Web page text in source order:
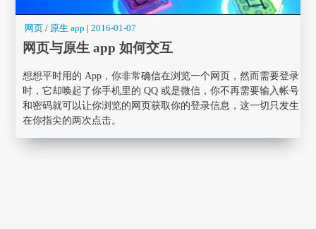
网页 / 原生 app |2016-01-07
网页与原生 app 如何交互
想想平时用的 App，你非常确信在浏览一个网页，然而需要登录
时，它却唤起了你手机里的 QQ 或是微信，你不再需要输入帐号
和密码就可以让你浏览的网页获取你的登录信息，这一切只发生
在你指尖的两次点击。